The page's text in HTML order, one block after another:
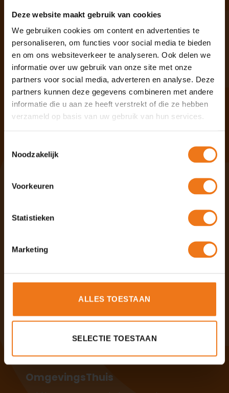
Deze website maakt gebruik van cookies
We gebruiken cookies om content en advertenties te
personaliseren, om functies voor social media te bieden
en om ons websiteverkeer te analyseren. Ook delen we
informatie over uw gebruik van onze site met onze
partners voor social media, adverteren en analyse. Deze
partners kunnen deze gegevens combineren met andere
informatie die u aan ze heeft verstrekt of die ze hebben
verzameld op basis van uw gebruik van hun services.
Noodzakelijk
Voorkeuren
Statistieken
Marketing
ALLES TOESTAAN
SELECTIE TOESTAAN
binnen de Omgevingswet.
Contact
Volg ons op socials
Handig
Aan de slag met Omgevingshuis
Gedragscode
Voor opdrachtgevers
Voordelen van Omgevingshuis
OmgevingsThuis